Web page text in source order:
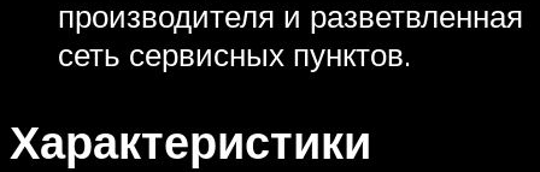
производителя и разветвленная
сеть сервисных пунктов.
Характеристики